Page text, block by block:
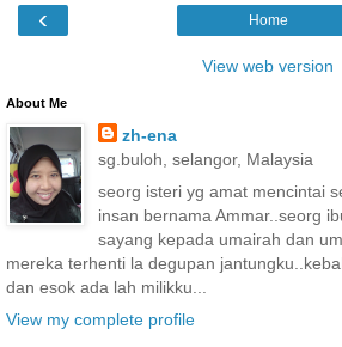
‹ Home
View web version
About Me
zh-ena
sg.buloh, selangor, Malaysia
seorg isteri yg amat mencintai
insan bernama Ammar..seorg
sayang kepada umairah dan
mereka terhenti la degupan
dan esok ada lah milikku...
View my complete profile